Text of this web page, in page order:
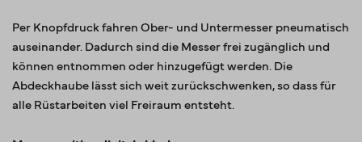
Per Knopfdruck fahren Ober- und Untermesser pneumatisch
auseinander. Dadurch sind die Messer frei zugänglich und
können entnommen oder hinzugefügt werden. Die
Abdeckhaube lässt sich weit zurückschwenken, so dass für
alle Rüstarbeiten viel Freiraum entsteht.